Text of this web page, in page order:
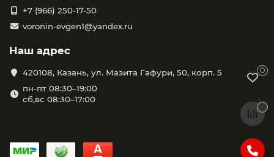
+7 (966) 250-17-50
voronin-evgen1@yandex.ru
Наш адрес
420108, Казань, ул. Мазита Гафури, 50, корп. 5
пн-пт 08:30–19:00
сб,вс 08:30–17:00
0
0